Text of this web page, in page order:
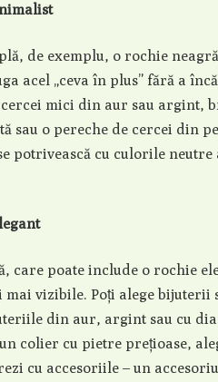
de exemplu, o rochie
acel „ceva în plus” fără a
mici din aur sau argint,
sau o pereche de cercei din
potrivească cu culorile
care poate include o rochie
mai vizibile. Poți alege
din aur, argint sau cu
colier cu pietre prețioase,
cu accesoriile – un